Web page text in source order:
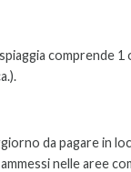
comprende 1
da pagare in
nelle aree